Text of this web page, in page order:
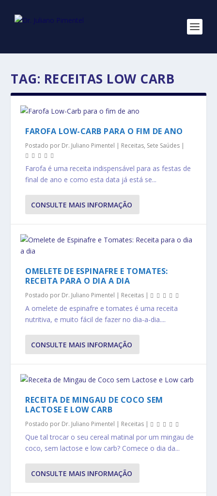
TAG: RECEITAS LOW CARB
FAROFA LOW-CARB PARA O FIM DE ANO
Postado por Dr. Juliano Pimentel | Receitas, Sete Saúdes |
Farofa é uma receita indispensável para as festas de
final de ano e como esta data já está se...
CONSULTE MAIS INFORMAÇÃO
OMELETE DE ESPINAFRE E TOMATES:
RECEITA PARA O DIA A DIA
Postado por Dr. Juliano Pimentel | Receitas |
A omelete de espinafre e tomates é uma receita
nutritiva, e muito fácil de fazer no dia-a-dia....
CONSULTE MAIS INFORMAÇÃO
RECEITA DE MINGAU DE COCO SEM
LACTOSE E LOW CARB
Postado por Dr. Juliano Pimentel | Receitas |
Que tal trocar o seu cereal matinal por um mingau de
coco, sem lactose e low carb? Comece o dia da...
CONSULTE MAIS INFORMAÇÃO